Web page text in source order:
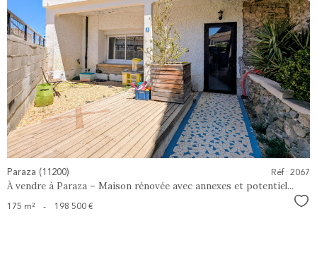
voir le
bien
Paraza (11200)
À vendre à Paraza – Maison rénovée avec annexes et potentiel...
Réf : 2067
175 m² - 198 500 €